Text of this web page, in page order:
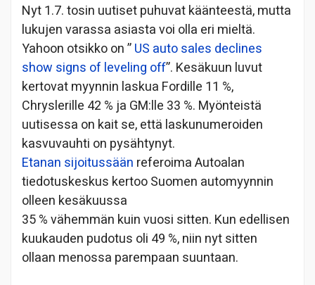
Nyt 1.7. tosin uutiset puhuvat käänteestä, mutta
lukujen varassa asiasta voi olla eri mieltä.
Yahoon otsikko on ”US auto sales declines
show signs of leveling off”. Kesäkuun luvut
kertovat myynnin laskua Fordille 11 %,
Chryslerille 42 % ja GM:lle 33 %. Myönteistä
uutisessa on kait se, että laskunumeroiden
kasvuvauhti on pysähtynyt.
Etanan sijoitussään referoima Autoalan
tiedotuskeskus kertoo Suomen automyynnin
olleen kesäkuussa
35 % vähemmän kuin vuosi sitten. Kun edellisen
kuukauden pudotus oli 49 %, niin nyt sitten
ollaan menossa parempaan suuntaan.